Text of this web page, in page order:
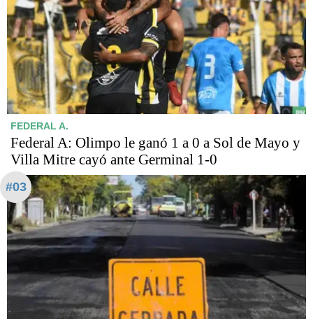
FEDERAL A.
Federal A: Olimpo le ganó 1 a 0 a Sol de Mayo y
Villa Mitre cayó ante Germinal 1-0
#03